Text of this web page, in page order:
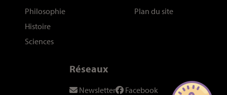
Philosophie
Histoire
Sciences
Plan du site
Réseaux
Newsletter Facebook